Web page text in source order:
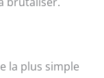
la plus simple